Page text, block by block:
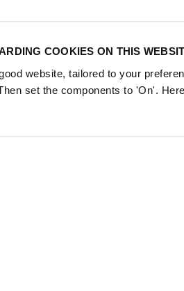
COOKIES ON THIS
website, tailored to your
set the components to 'On'.